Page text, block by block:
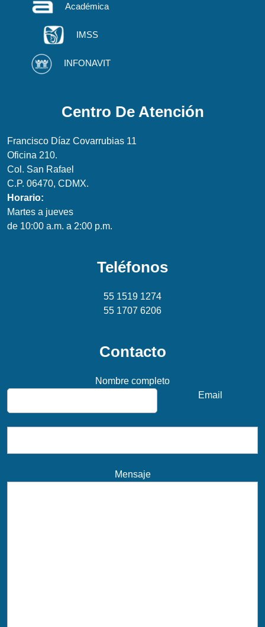
Académica
IMSS
INFONAVIT
Centro De Atención
Francisco Díaz Covarrubias 11
Oficina 210.
Col. San Rafael
C.P. 06470, CDMX.
Horario:
Martes a jueves
de 10:00 a.m. a 2:00 p.m.
Teléfonos
55 1519 1274
55 1707 6206
Contacto
Nombre completo
Email
Mensaje